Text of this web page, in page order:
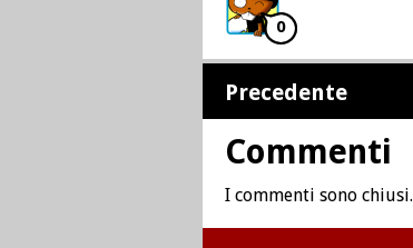
0
Precedente
Commenti
I commenti sono chiusi.